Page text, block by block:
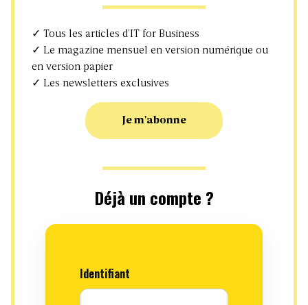
✓ Tous les articles d’IT for Business
✓ Le magazine mensuel en version numérique ou
en version papier
✓ Les newsletters exclusives
Je m'abonne
Déjà un compte ?
Identifiant